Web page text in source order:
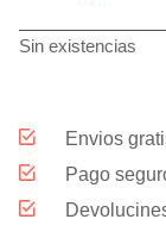
Sin existencias
Envios
Pago